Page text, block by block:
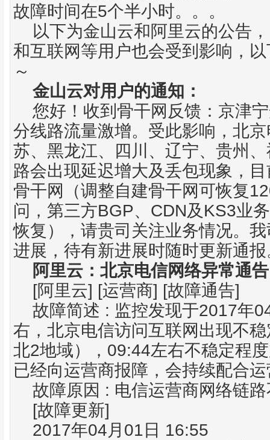
故障时间在5个半小时。。。
以下为金山云和阿里云的公告
和互联网等用户也会受到影响，
～
金山云对用户的通知：
您好！收到 骨干网 反馈：京津
分线路流量激增。受此影响，北京
苏、黑龙江、四川、辽宁、贵州
路会出现延迟增大及丢包现象，
骨干网（调整自建骨干网可恢复
问，第三方BGP、 CDN及 KS3业
恢复），请贵司关注业务情况。
进展，待有新进展时随时更新通报
阿里云：北京电信网络异常通告
[阿里云] [运营商] [故障通告]
故障简述 : 监控发现于2017年
右，北京电信访问互联网出现不
北2地域）， 09:44左右不稳定程
已经向运营商报障，会持续配合
故障原因 : 电信运营商网络链
[故障更新]
2017年04月 01 日 16:55